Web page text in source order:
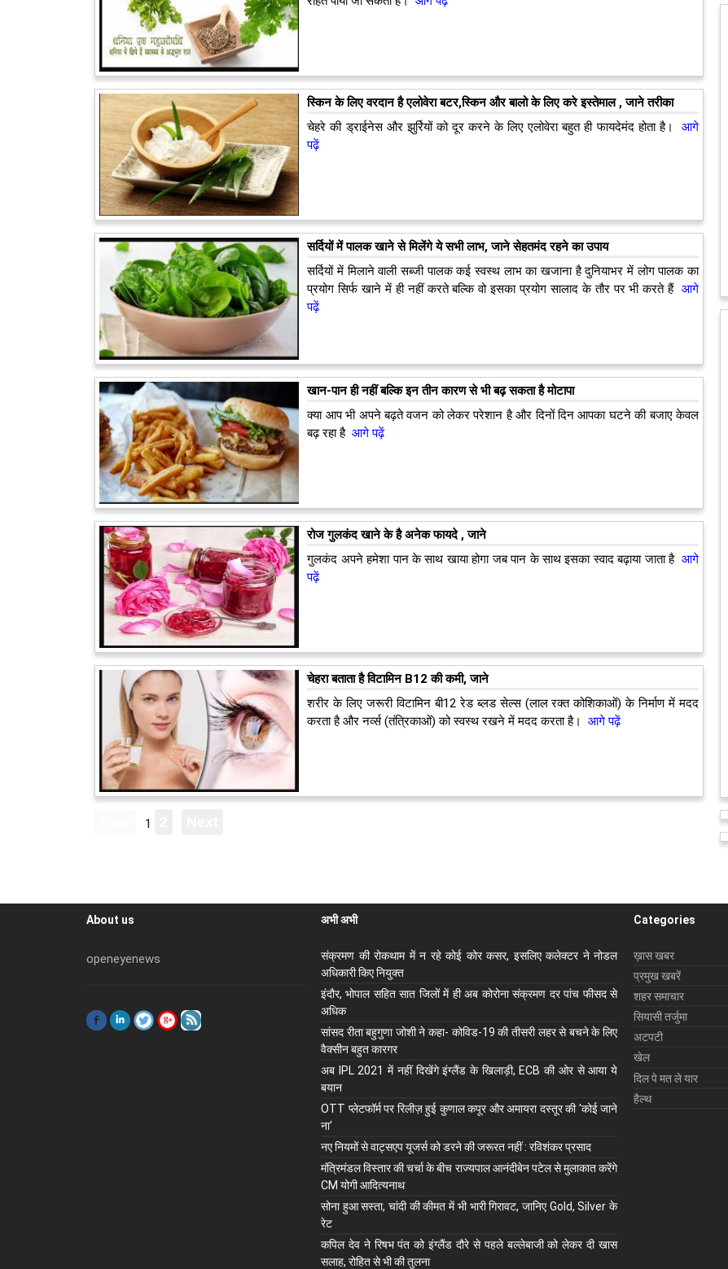
स्किन के लिए वरदान है एलोवेरा बटर,स्किन और बालो के लिए करे इस्तेमाल , जाने तरीका
चेहरे की ड्राईनेस और झुर्रियों को दूर करने के लिए एलोवेरा बहुत ही फायदेमंद होता है।
आगे
पढ़ें
सर्दियों में पालक खाने से मिलेंगे ये सभी लाभ, जाने सेहतमंद रहने का उपाय
सर्दियों में मिलाने वाली सब्जी पालक कई स्वस्थ लाभ का खजाना है दुनियाभर में लोग पालक का
प्रयोग सिर्फ खाने में ही नहीं करते बल्कि वो इसका प्रयोग सालाद के तौर पर भी करते हैंआगे
पढ़ें
खान-पान ही नहीं बल्कि इन तीन कारण से भी बढ़ सकता है मोटापा
क्या आप भी अपने बढ़ते वजन को लेकर परेशान है और दिनों दिन आपका घटने की बजाए केवल
बढ़ रहा हैआगे पढ़ें
रोज गुलकंद खाने के है अनेक फायदे , जाने
गुलकंद अपने हमेशा पान के साथ खाया होगा जब पान के साथ इसका स्वाद बढ़ाया जाता हैआगे
पढ़ें
चेहरा बताता है विटामिन B12 की कमी, जाने
शरीर के लिए जरूरी विटामिन बी12 रेड ब्लड सेल्स (लाल रक्त कोशिकाओं) के निर्माण में मदद
करता है और नर्व्स (तंत्रिकाओं) को स्वस्थ रखने में मदद करता है।
आगे पढ़ें
1
About us
openeyenews
अभी अभी
संक्रमण की रोकथाम में न रहे कोई कोर कसर, इसलिए कलेक्‍टर ने नोडल
अधिकारी किए नियुक्‍त
इंदौर, भोपाल सहित सात जिलों में ही अब कोरोना संक्रमण दर पांच फीसद से
अधिक
सांसद रीता बहुगुणा जोशी ने कहा- कोविड-19 की तीसरी लहर से बचने के लिए
वैक्सीन बहुत कारगर
अब IPL 2021 में नहीं दिखेंगे इंग्लैंड के खिलाड़ी, ECB की ओर से आया ये
बयान
OTT प्लेटफॉर्म पर रिलीज़ हुई कुणाल कपूर और अमायरा दस्तूर की 'कोई जाने
ना'
नए नियमों से वाट्सएप यूजर्स को डरने की जरूरत नहीं : रविशंकर प्रसाद
मंंत्रिमंडल विस्तार की चर्चा के बीच राज्यपाल आनंदीबेन पटेल से मुलाकात करेंगे
CM योगी आदित्यनाथ
सोना हुआ सस्ता, चांदी की कीमत में भी भारी गिरावट, जानिए Gold, Silver के
रेट
कपिल देव ने रिषभ पंत को इंग्लैंड दौरे से पहले बल्लेबाजी को लेकर दी खास
सलाह, रोहित से भी की तुलना
Categories
ख़ास खबर
प्रमुख खबरें
शहर समाचार
सियासी तर्जुमा
अटपटी
खेल
दिल पे मत ले यार
हैल्थ